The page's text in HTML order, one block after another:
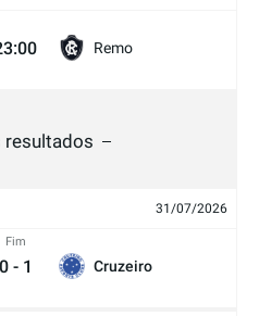
Remo
resultados
31/07/2026
Fim
0 - 1 Cruzeiro